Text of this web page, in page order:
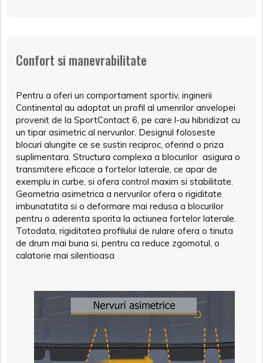
Confort si manevrabilitate
Pentru a oferi un comportament sportiv, inginerii
Continental au adoptat un profil al umenrilor anvelopei
provenit de la SportContact 6, pe care l-au hibridizat cu
un tipar asimetric al nervurilor. Designul foloseste
blocuri alungite ce se sustin reciproc, oferind o priza
suplimentara. Structura complexa a blocurilor asigura o
transmitere eficace a fortelor laterale, ce apar de
exemplu in curbe, si ofera control maxim si stabilitate.
Geometria asimetrica a nervurilor ofera o rigiditate
imbunatatita si o deformare mai redusa a blocurilor
pentru o aderenta sporita la actiunea fortelor laterale.
Totodata, rigiditatea profilului de rulare ofera o tinuta
de drum mai buna si, pentru ca reduce zgomotul, o
calatorie mai silentioasa